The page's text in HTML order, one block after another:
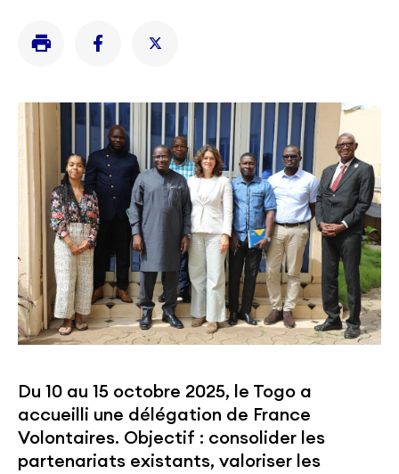
Du 10 au 15 octobre 2025, le Togo a
accueilli une délégation de France
Volontaires. Objectif : consolider les
partenariats existants, valoriser les